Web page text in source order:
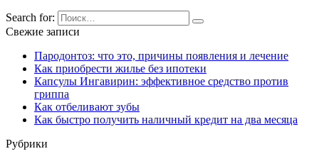
Search for:
Свежие записи
Пародонтоз: что это, причины появления и лечение
Как приобрести жилье без ипотеки
Капсулы Ингавирин: эффективное средство против
гриппа
Как отбеливают зубы
Как быстро получить наличный кредит на два месяца
Рубрики